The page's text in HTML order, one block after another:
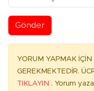
Gönder
YORUM YAPMAK
GEREKMEKTEDİR.
TIKLAYIN . Yorum